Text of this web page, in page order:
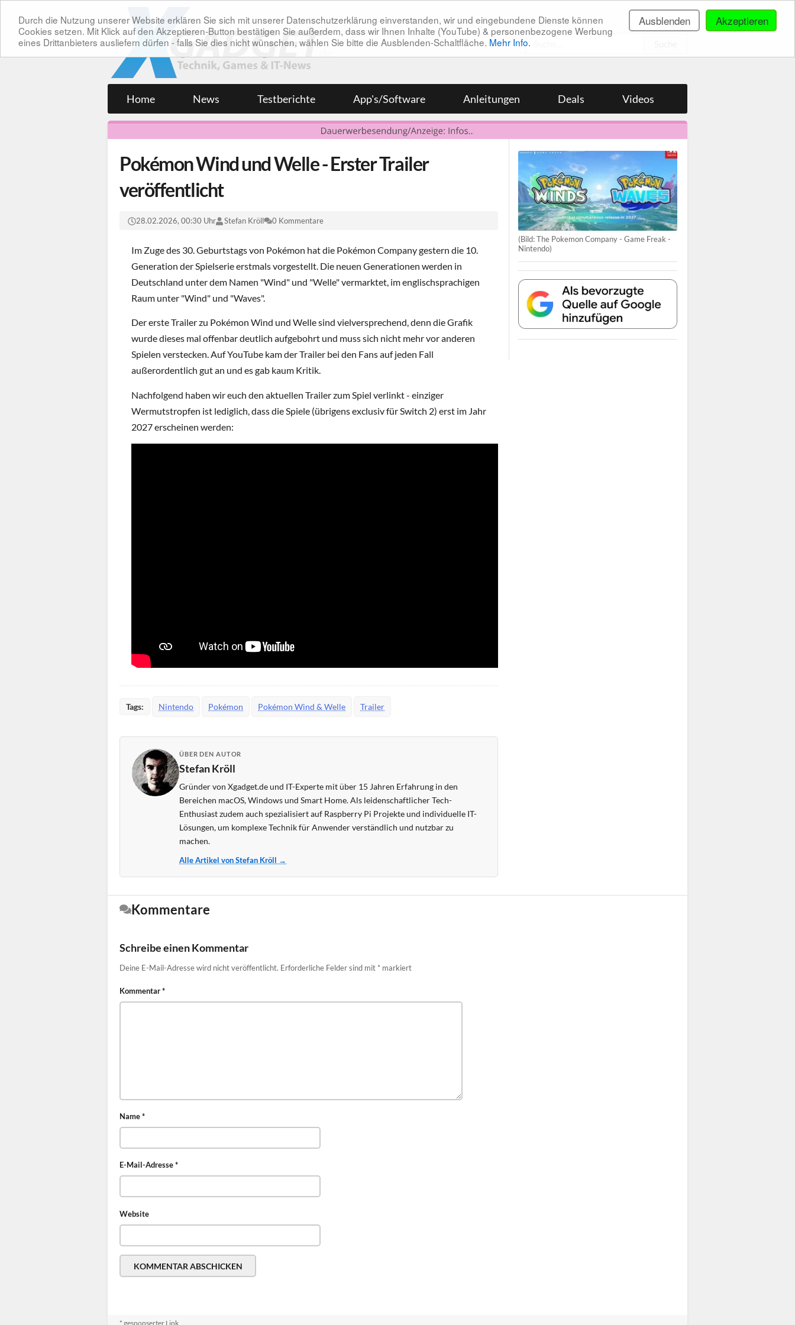
Akzeptieren
Ausblenden
Durch die Nutzung unserer Website erklären Sie sich mit unserer Datenschutzerklärung einverstanden, wir und eingebundene Dienste können
Cookies setzen. Mit Klick auf den Akzeptieren-Button bestätigen Sie außerdem, dass wir Ihnen Inhalte (YouTube) & personenbezogene Werbung
eines Drittanbieters ausliefern dürfen - falls Sie dies nicht wünschen, wählen Sie bitte die Ausblenden-Schaltfläche. Mehr Info.
Home News Testberichte App's/Software Anleitungen Deals Videos
Pokémon Wind und Welle - Erster Trailer
veröffentlicht
28.02.2026, 00:30 Uhr Stefan Kröll 0 Kommentare
Im Zuge des 30. Geburtstags von Pokémon hat die Pokémon Company gestern die 10.
Generation der Spielserie erstmals vorgestellt. Die neuen Generationen werden in
Deutschland unter dem Namen "Wind" und "Welle" vermarktet, im englischsprachigen
Raum unter "Wind" und "Waves".
Der erste Trailer zu Pokémon Wind und Welle sind vielversprechend, denn die Grafik
wurde dieses mal offenbar deutlich aufgebohrt und muss sich nicht mehr vor anderen
Spielen verstecken. Auf YouTube kam der Trailer bei den Fans auf jeden Fall
außerordentlich gut an und es gab kaum Kritik.
Nachfolgend haben wir euch den aktuellen Trailer zum Spiel verlinkt - einziger
Wermutstropfen ist lediglich, dass die Spiele (übrigens exclusiv für Switch 2) erst im Jahr
2027 erscheinen werden:
Tags: Nintendo Pokémon Pokémon Wind & Welle Trailer
ÜBER DEN AUTOR
Stefan Kröll
Gründer von Xgadget.de und IT-Experte mit über 15 Jahren Erfahrung in den
Bereichen macOS, Windows und Smart Home. Als leidenschaftlicher Tech-
Enthusiast zudem auch spezialisiert auf Raspberry Pi Projekte und individuelle IT-
Lösungen, um komplexe Technik für Anwender verständlich und nutzbar zu
machen.
Alle Artikel von Stefan Kröll →
(Bild: The Pokemon Company - Game Freak -
Nintendo)
Kommentare
Schreibe einen Kommentar
Deine E-Mail-Adresse wird nicht veröffentlicht. Erforderliche Felder sind mit * markiert
Kommentar*
Name*
E-Mail-Adresse*
Website
* gesponserter Link